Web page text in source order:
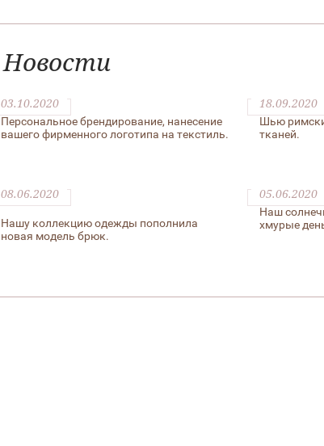
Новости
03.10.2020
Персональное брендирование, нанесение
вашего фирменного логотипа на текстиль.
18.09.2020
Шью
тканей.
08.06.2020
Нашу коллекцию одежды пополнила
новая модель брюк.
05.06.2020
Наш
хмурые